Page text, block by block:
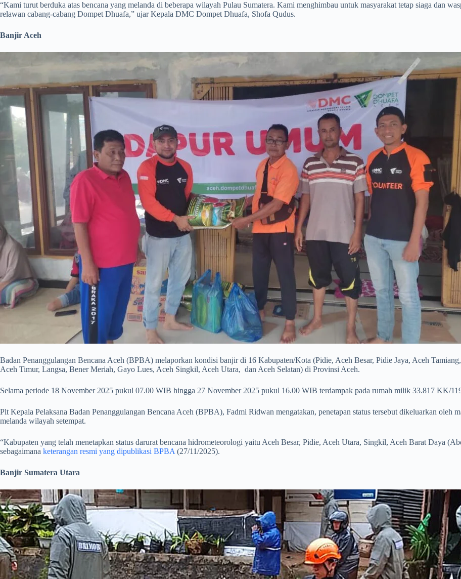
“Kami turut berduka atas bencana yang melanda di beberapa wilayah Pulau Sumatera. Kami menghimbau untuk masyarakat tetap siaga dan
relawan cabang-cabang Dompet Dhuafa,” ujar Kepala DMC Dompet Dhuafa, Shofa Qudus.
Banjir Aceh
Badan Penanggulangan Bencana Aceh (BPBA) melaporkan kondisi banjir di 16 Kabupaten/Kota (Pidie, Aceh Besar, Pidie Jaya, Aceh
Aceh Timur, Langsa, Bener Meriah, Gayo Lues, Aceh Singkil, Aceh Utara, dan Aceh Selatan) di Provinsi Aceh.
Selama periode 18 November 2025 pukul 07.00 WIB hingga 27 November 2025 pukul 16.00 WIB terdampak pada rumah milik 33.817 KK/
Plt Kepala Pelaksana Badan Penanggulangan Bencana Aceh (BPBA), Fadmi Ridwan mengatakan, penetapan status tersebut dikeluarkan oleh
melanda wilayah setempat.
“Kabupaten yang telah menetapkan status darurat bencana hidrometeorologi yaitu Aceh Besar, Pidie, Aceh Utara, Singkil, Aceh Barat Daya
sebagaimana keterangan resmi yang dipublikasi BPBA (27/11/2025).
Banjir Sumatera Utara